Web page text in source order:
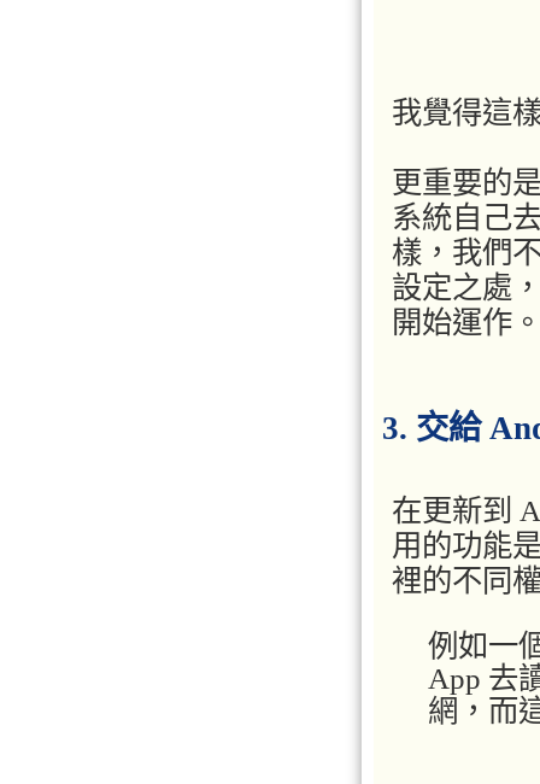
我覺得這
更重要的
系統自己
樣，我們
設定之處
開始運作
3. 交給
在更新到
用的功能
裡的不同
例如一
App 去
網，而